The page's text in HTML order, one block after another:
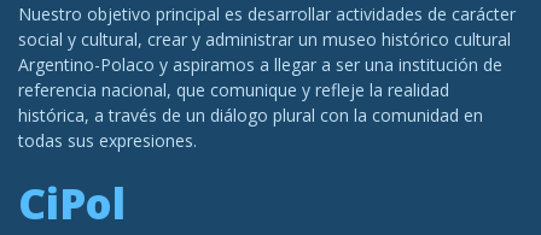
Nuestro objetivo principal es desarrollar actividades de carácter
social y cultural, crear y administrar un museo histórico cultural
Argentino-Polaco y aspiramos a llegar a ser una institución de
referencia nacional, que comunique y refleje la realidad
histórica, a través de un diálogo plural con la comunidad en
todas sus expresiones.
CiPol